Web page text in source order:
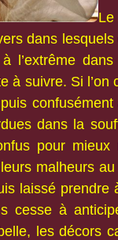
Le
dans
l’extrême
à suivre. Si
dans la
pour
malheurs
laissé
cesse à
les décors